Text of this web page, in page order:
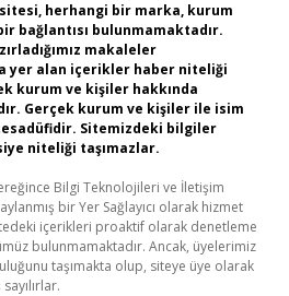
herhangi bir marka, kurum
bağlantısı bulunmamaktadır.
makaleler
yer alan içerikler haber niteliği
kurum ve kişiler hakkında
Gerçek kurum ve kişiler ile isim
Sitemizdeki bilgiler
niteliği taşımazlar.
Bilgi Teknolojileri ve İletişim
bir Yer Sağlayıcı olarak hizmet
içerikleri proaktif olarak denetleme
bulunmamaktadır. Ancak, üyelerimiz
taşımakta olup, siteye üye olarak